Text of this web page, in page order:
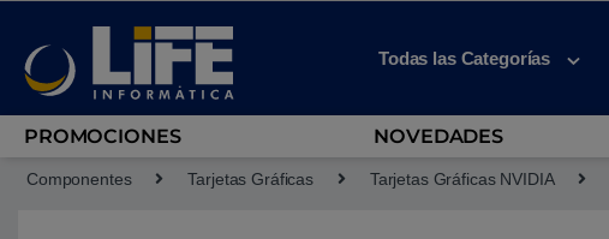
Todas las Categorías
PROMOCIONES NOVEDADES
Componentes Tarjetas Gráficas Tarjetas Gráficas NVIDIA